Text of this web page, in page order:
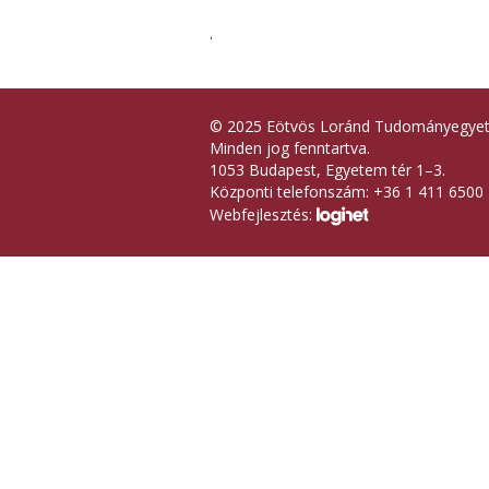
.
© 2025 Eötvös Loránd
Minden jog fenntartva.
1053 Budapest, Egyetem tér 1–3.
Központi telefonszám: +36 1 411 6500
Webfejlesztés: